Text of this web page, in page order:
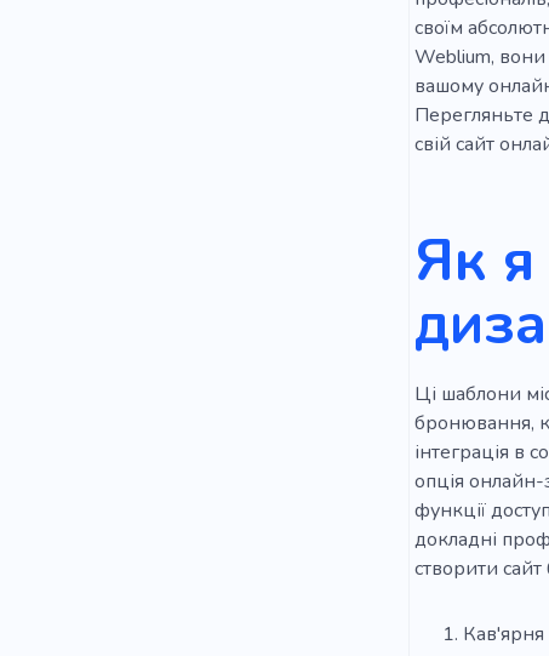
Свіжий
Чаювання
Мед
Вулична їжа
Основні
своїм
Weblium,
вашому
Перегляньте
свій сайт
Як
Ці шаблони
бронювання,
інтеграція в
опція онлайн-
функції
докладні
створити
Кав'ярня